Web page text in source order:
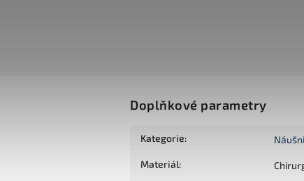
Doplňkové parametry
Kategorie:
Materiál: